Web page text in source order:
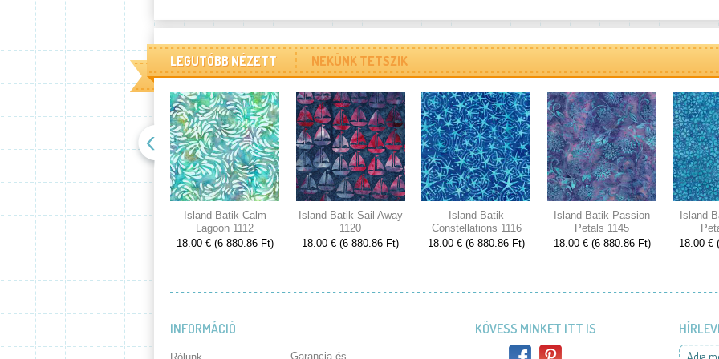
LEGUTÓBB NÉZETT NEKÜNK TETSZIK
Island Batik Calm
Lagoon 1112
18.00 € (6 880.86 Ft)
Island Batik Sail Away
1120
18.00 € (6 880.86 Ft)
Island Batik
Constellations 1116
18.00 € (6 880.86 Ft)
Island Batik Passion
Petals 1145
18.00 € (6 880.86 Ft)
Island
18.00 €
INFORMÁCIÓ
Garancia és
KÖVESS MINKET ITT IS
Adja